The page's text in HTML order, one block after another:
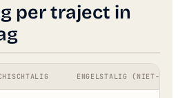
per traject in
ENGELSTALIG (NIET-